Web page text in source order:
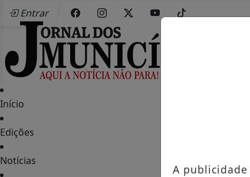
Entrar
Início
Edições
Notícias
A